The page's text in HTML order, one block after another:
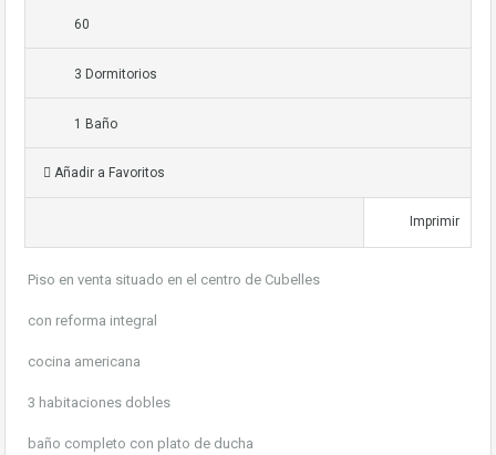
60
3 Dormitorios
1 Baño
Añadir a Favoritos
Imprimir
Piso en venta situado en el centro de Cubelles
con reforma integral
cocina americana
3 habitaciones dobles
baño completo con plato de ducha